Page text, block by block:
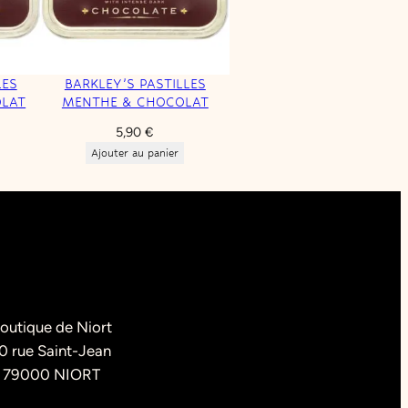
:
BARKLEY’S PASTILLES
MENTHE & CHOCOLAT
5,90€
Ajouter au panier
de Niort
rue Saint-Jean
79000 NIORT